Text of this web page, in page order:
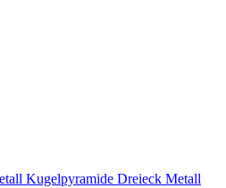
Kugelpyramide Dreieck Metall